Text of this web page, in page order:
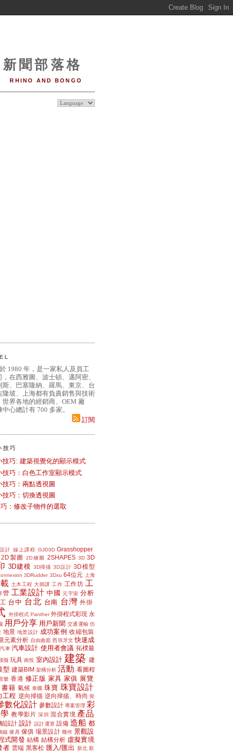
聞部落格
RHINO AND BONGO
1980 年，是一家私人及員工
在西雅圖、波士頓、邁阿密、
斯、巴塞隆納、羅馬、東京、台
隆坡、上海都有負責銷售與技術
世界各地的經銷商、OEM 廠
心總計有 700 多家。
訂閱
技巧
技巧: 建築視覺化的顯示模式
技巧：白色工作室顯示模式
技巧：兩點透視圖
技巧：切換透視圖
：修改子物件的選取
計 線上課程 GJD3D Grasshopper
2D製圖 2D繪圖 2SHAPES 3D 3D
3D建模 3D掃描 3D設計 3D模型
3DRudder 3Dxu 64位元
上海
土木工程 大師課 工作 工作坊 工
營 工業設計 中國 元宇宙 分析
台中 台北 台南 台灣 外掛
外掛程式 Panther 外掛程式彩現 永
用戶分享 用戶新聞 交通運輸 仿
地景 地景設計 成功案例 收縮包裝
元素分析 自由曲面 西班牙文 快速成
汽車 汽車設計 使用者會議 拓樸最
擬 玩具 南投 室內設計 建築 建
型 建築BIM 架構分析 活動 看圖程
樂 香港 修正版 家具 家俱 展覽
書籍 氣候 泰國 珠寶 珠寶設計
工程 逆向掃描 逆向掃描、時尚 骨
數化設計 參數設計 專案管理 彩
教學影片 深圳 混合實境 產品
設計 設計 設計運算 設備 造船 都
磁 傢具 傢俱 場景設計 幾何 景觀設
式開發 結構 結構分析 虛擬實境
者 雲端 黑客松 匯入/匯出 新北 新